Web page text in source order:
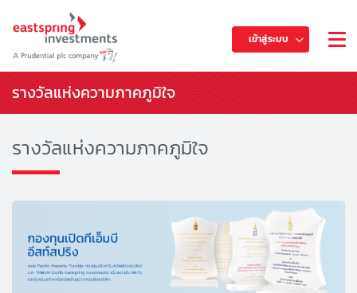
เข้าสู่ระบบ
รางวัลแห่งความภาคภูมิใจ
รางวัลแห่งความภาคภูมิใจ